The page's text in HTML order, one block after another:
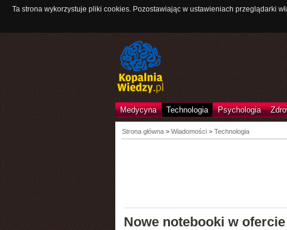
Ta strona wykorzystuje pliki cookies. Pozostawiając w ustawieniach przeglądarki
Medycyna Technologia Psychologia
Strona główna> Wiadomości > Technologia
Nowe notebooki w